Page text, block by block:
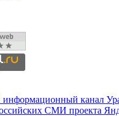
информационный канал
СМИ проекта